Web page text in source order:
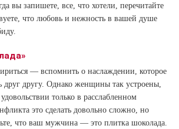
вы запишете, все, что хотели, перечитайте
что любовь и нежность в вашей душе
— вспомнить о наслаждении, которое
друг другу. Однако женщины так устроены,
только в расслабленном
это сделать довольно сложно, но
что ваш мужчина — это плитка шоколада.